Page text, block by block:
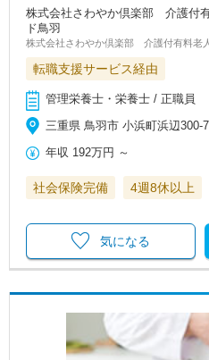
株式会社さわやか倶楽部 介護付
ド鳥羽
株式会社さわやか倶楽部 介護付有料老
転職支援サービス経由
管理栄養士・栄養士 / 正職員
三重県 鳥羽市 小浜町浜辺300-
年収 192万円 ～
社会保険完備 4週8休以上
気になる